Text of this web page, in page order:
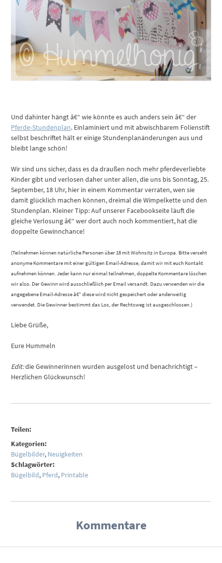
Und dahinter hängt â€“ wie könnte es auch anders sein â€“ der
Pferde-Stundenplan. Einlaminiert und mit abwischbarem Folienstift
selbst beschriftet hält er einige Stundenplanänderungen aus und
bleibt lange schön!
Wir sind uns sicher, dass es da draußen noch mehr pferdeverliebte
Kinder gibt und verlosen daher unter allen, die uns bis Sonntag, 25.
September, 18 Uhr, hier in einem Kommentar verraten, wen sie
damit glücklich machen können, dreimal die Wimpelkette und den
Stundenplan. Kleiner Tipp: Auf unserer Facebookseite läuft die
gleiche Verlosung â€“ wer dort auch noch kommentiert, hat die
doppelte Gewinnchance!
(Teilnehmen können natürliche Personen über 18 mit Wohnsitz in Europa. Bitte verseht
anonyme Kommentare mit einer gültigen Email-Adresse, damit wir mit euch Kontakt
aufnehmen können. Jeder kann nur einmal teilnehmen, doppelte Kommentare löschen
wir also. Der Gewinn wird ausschließlich per Email versandt. Dazu verwenden wir die
angegebene Email-Adresse â€“ diese wird nicht gespeichert oder anderweitig
verwendet. Die Gewinner bestimmt das Los, der Rechtsweg ist ausgeschlossen.)
Liebe Grüße,
Eure Hummeln
Edit:die Gewinnerinnen wurden ausgelost und benachrichtigt –
Herzlichen Glückwunsch!
Teilen:
Kategorien:
Bügelbilder, Neuigkeiten
Schlagwörter:
Bügelbild, Pferd, Printable
Kommentare